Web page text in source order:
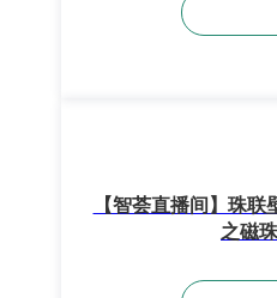
【智荟直播间】珠
之磁